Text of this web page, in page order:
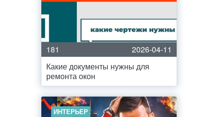
181
2026-04-11
Какие документы нужны для
ремонта окон
ИНТЕРЬЕР